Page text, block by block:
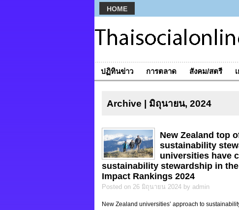
HOME
ปฏิทินข่าว การตลาด สังคม/สตรี
Archive | มิถุนายน, 2024
New Zealand top
sustainability
universities have
sustainability stewardship in
Impact Rankings 2024
Posted on 26 มิถุนายน 2024 by admin
New Zealand universities’ approach to